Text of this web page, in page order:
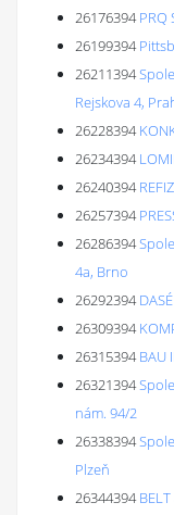
26176394 PRQ
26199394
26211394
Rejskova 4,
26228394
26234394
26240394
26257394
26286394
4a, Brno
26292394
26309394
26315394 BAU
26321394
nám. 94/2
26338394
Plzeň
26344394